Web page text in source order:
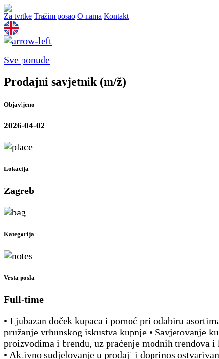
Za tvrtke Tražim posao O nama Kontakt
Sve ponude
Prodajni savjetnik (m/ž)
Objavljeno
2026-04-02
Lokacija
Zagreb
Kategorija
Vrsta posla
Full-time
• Ljubazan doček kupaca i pomoć pri odabiru
pružanje vrhunskog iskustva kupnje • Savjetovanje
proizvodima i brendu, uz praćenje modnih trendova i
• Aktivno sudjelovanje u prodaji i doprinos